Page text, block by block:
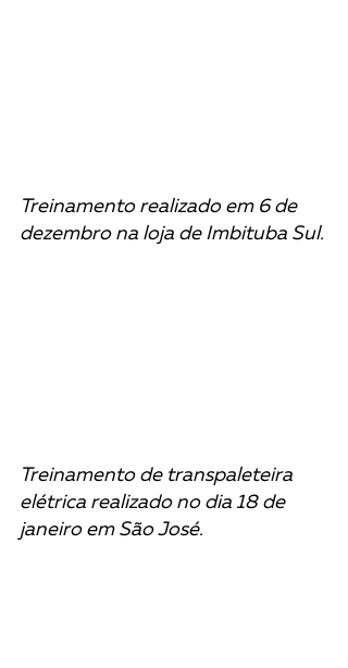
Treinamento realizado em 6 de
dezembro na loja de Imbituba Sul.
Treinamento de transpaleteira
elétrica realizado no dia 18 de
janeiro em São José.